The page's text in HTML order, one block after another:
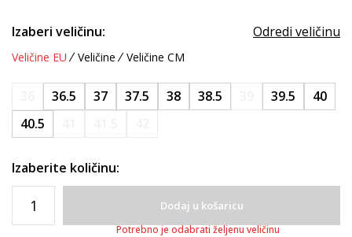
Izaberi veličinu: Odredi veličinu
Veličine EU Veličine Veličine CM
36.5 37 37.5 38 38.5 39.5
40
40.5
Izaberite količinu:
Dodaj u košaricu
Potrebno je odabrati željenu veličinu